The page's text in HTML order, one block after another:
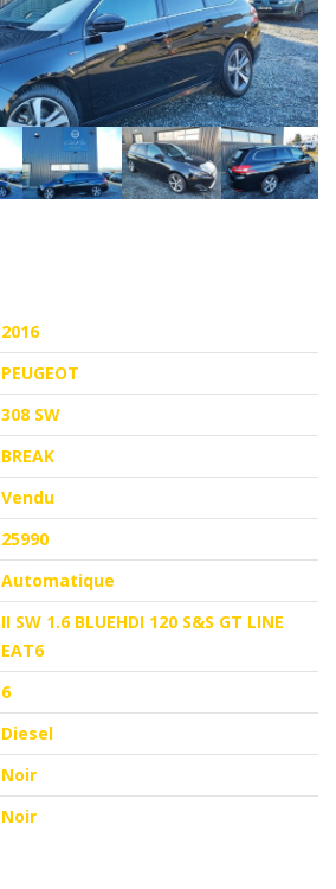
2016
PEUGEOT
308 SW
BREAK
Vendu
25990
Automatique
II SW 1.6 BLUEHDI 120 S&S GT LINE
EAT6
6
Diesel
Noir
Noir